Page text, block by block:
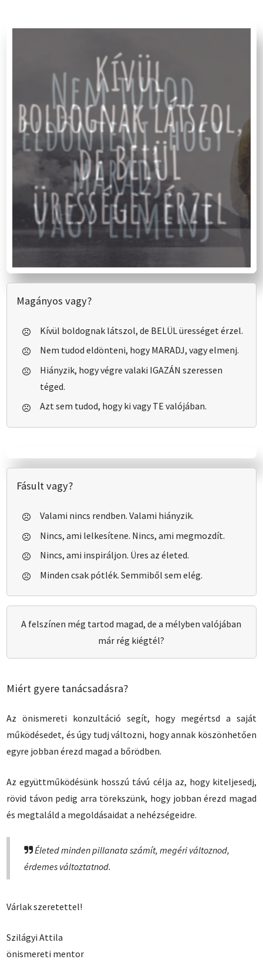
Magányos vagy?
Kívül boldognak látszol, de BELÜL ürességet érzel.
Nem tudod eldönteni, hogyMARADJ, vagy elmenj.
Hiányzik, hogy végre valaki IGAZÁN szeressen
téged.
Azt sem tudod, hogyki vagy TE valójában.
Fásult vagy?
Valami nincs rendben. Valami hiányzik.
Nincs, ami lelkesítene. Nincs, ami megmozdít.
Nincs, ami inspiráljon. Üres az életed.
Minden csak pótlék. Semmiből sem elég.
A felszínen még tartod magad, de a mélyben valójában
már rég kiégtél?
Miért gyere tanácsadásra?
Az önismereti konzultáció segít, hogy megértsd a saját
működésedet, és úgy tudj változni, hogy annak köszönhetően
egyre jobban érezd magad a bőrödben.
Az együttműködésünk hosszú távú célja az, hogy kiteljesedj,
rövid távon pedig arra törekszünk, hogy jobban érezd magad
és megtaláld a megoldásaidat a nehézségeidre.
Életed minden pillanata számít, megéri változnod,
érdemes változtatnod.
Várlak szeretettel!
Szilágyi Attila
önismereti mentor